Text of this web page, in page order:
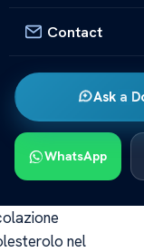
Contact
Ask a
WhatsApp
alcuni ormoni
il colesterolo
nel sangue
tutto il corpo da
le
Le lipoproteine
umano sono
lipoproteine a
densità (HDL).
nel